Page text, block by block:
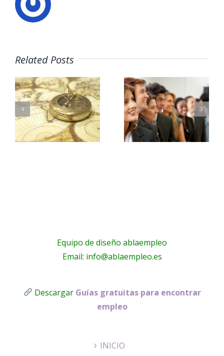
Related Posts
20
consejos
para
encontrar
¿Cómo
doy un
giro a mi
carrera
Equipo de diseño ablaempleo
Email: info@ablaempleo.es
Descargar Guías gratuitas para encontrar
empleo
INICIO